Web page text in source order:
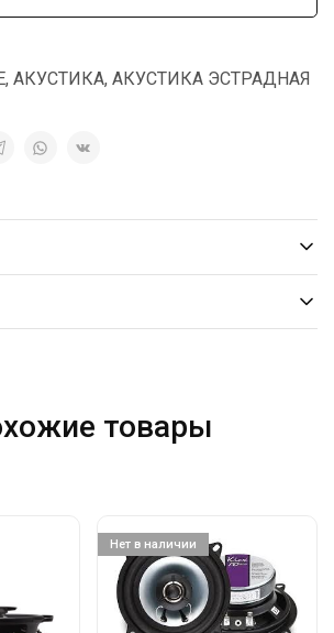
, АКУСТИКА, АКУСТИКА ЭСТРАДНАЯ
товары
Нет в наличии